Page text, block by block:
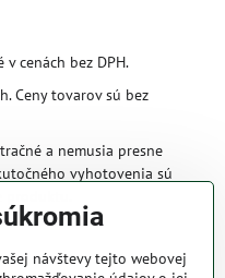
cenách bez DPH.
Ceny tovarov sú bez
a nemusia presne
vyhotovenia sú
návštevy tejto webovej